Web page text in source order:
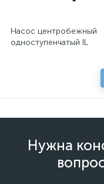
Насос центробежный
одноступенчатый IL
Нужна